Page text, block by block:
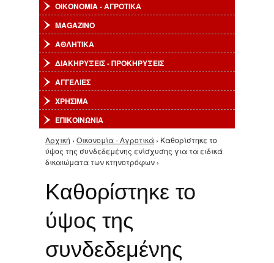
ΟΙΚΟΝΟΜΙΑ - ΑΓΡΟΤΙΚΑ
MAGAZINO
ΑΘΛΗΤΙΚΑ
ΔΙΑΚΗΡΥΞΕΙΣ - ΠΡΟΚΗΡΥΞΕΙΣ
ΑΓΓΕΛΙΕΣ
ΧΡΗΣΙΜΑ
ΕΠΙΚΟΙΝΩΝΙΑ
Είστε εδώ
Αρχική › Οικονομία - Αγροτικά › Καθορίστηκε το
ύψος της συνδεδεμένης ενίσχυσης για τα ειδικά
δικαιώματα των κτηνοτρόφων ›
Καθορίστηκε το
ύψος της
συνδεδεμένης